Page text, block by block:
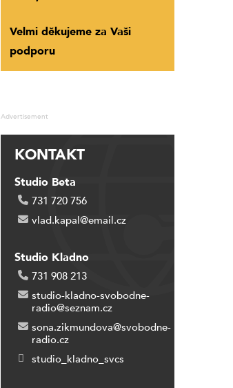
Velmi děkujeme za Vaši
podporu
Advertisement
KONTAKT
Studio Beta
731 720 756
vlad.kapal@email.cz
Studio Kladno
731 908 213
studio-kladno-svobodne-
radio@seznam.cz
sona.zikmundova@svobodne-
radio.cz
studio_kladno_svcs